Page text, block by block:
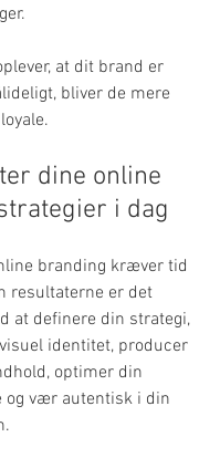
at dit brand er
bliver de mere
dine online
i dag
branding kræver tid
resultaterne er det
at definere din strategi,
identitet, producer
optimer din
vær autentisk i din